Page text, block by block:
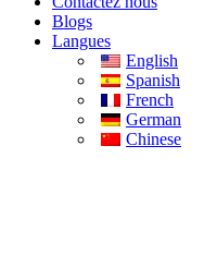
Blogs
Langues
English
Spanish
French
German
Chinese